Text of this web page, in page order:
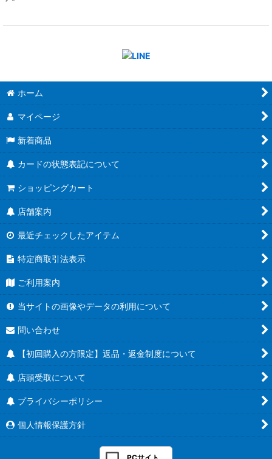
ホーム
マイページ
新着商品
カードの状態表記について
ショッピングカート
店舗案内
最近チェックしたアイテム
特定商取引法表示
ご利用案内
当サイトの画像やデータの利用について
問い合わせ
【初回購入の方限定】返品・返金制度について
店頭受取について
プライバシーポリシー
個人情報保護方針